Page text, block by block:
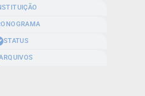
STATUS